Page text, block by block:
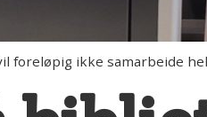
foreløpig ikke samarbeide